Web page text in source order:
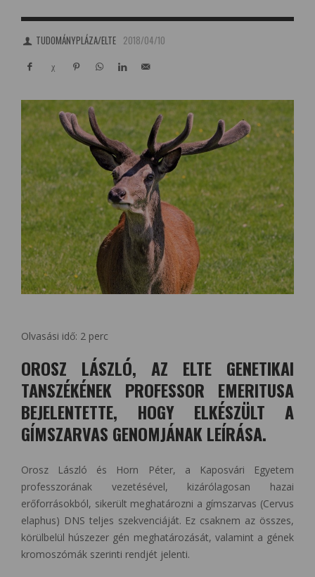
TUDOMÁNYPLÁZA/ELTE 2018/04/10
Olvasási idő: 2 perc
OROSZ LÁSZLÓ, AZ ELTE GENETIKAI
TANSZÉKÉNEK PROFESSOR EMERITUSA
BEJELENTETTE, HOGY ELKÉSZÜLT A
GÍMSZARVAS GENOMJÁNAK LEÍRÁSA.
Orosz László és Horn Péter, a Kaposvári Egyetem
professzorának vezetésével, kizárólagosan hazai
erőforrásokból, sikerült meghatározni a gímszarvas (Cervus
elaphus) DNS teljes szekvenciáját. Ez csaknem az összes,
körülbelül húszezer gén meghatározását, valamint a gének
kromoszómák szerinti rendjét jelenti.